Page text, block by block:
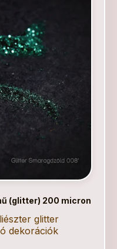
(glitter) 200 micron
glitter
dekorációk